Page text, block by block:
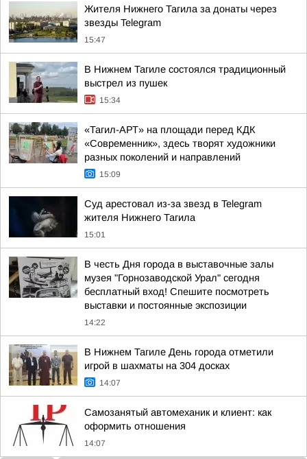
Жителя Нижнего Тагила за донаты через
звезды Telegram
15:47
В Нижнем Тагиле состоялся традиционный
выстрел из пушек
15:34
«Тагил-АРТ» на площади перед КДК
«Современник», здесь творят художники
разных поколений и направлений
15:09
Суд арестовал из-за звезд в Telegram
жителя Нижнего Тагила
15:01
В честь Дня города в выставочные залы
музея "Горнозаводской Урал" сегодня
бесплатный вход! Спешите посмотреть
выставки и постоянные экспозиции
14:22
В Нижнем Тагиле День города отметили
игрой в шахматы на 304 досках
14:07
Самозанятый автомеханик и клиент: как
оформить отношения
14:07